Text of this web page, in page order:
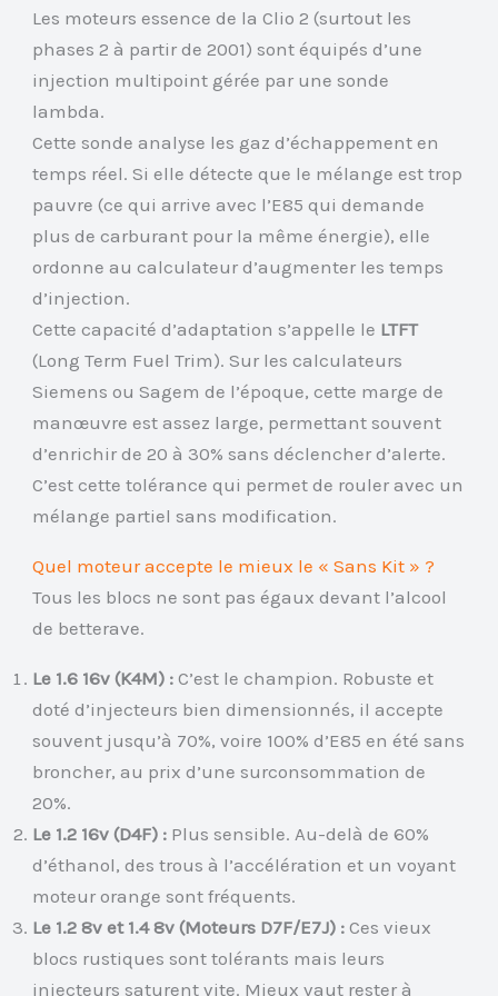
Les moteurs essence de la Clio 2 (surtout les
phases 2 à partir de 2001) sont équipés d’une
injection multipoint gérée par une sonde
lambda.
Cette sonde analyse les gaz d’échappement en
temps réel. Si elle détecte que le mélange est trop
pauvre (ce qui arrive avec l’E85 qui demande
plus de carburant pour la même énergie), elle
ordonne au calculateur d’augmenter les temps
d’injection.
Cette capacité d’adaptation s’appelle le LTFT
(Long Term Fuel Trim). Sur les calculateurs
Siemens ou Sagem de l’époque, cette marge de
manœuvre est assez large, permettant souvent
d’enrichir de 20 à 30% sans déclencher d’alerte.
C’est cette tolérance qui permet de rouler avec un
mélange partiel sans modification.
Quel moteur accepte le mieux le « Sans Kit » ?
Tous les blocs ne sont pas égaux devant l’alcool
de betterave.
Le 1.6 16v (K4M) : C’est le champion. Robuste et
doté d’injecteurs bien dimensionnés, il accepte
souvent jusqu’à 70%, voire 100% d’E85 en été sans
broncher, au prix d’une surconsommation de
20%.
Le 1.2 16v (D4F) : Plus sensible. Au-delà de 60%
d’éthanol, des trous à l’accélération et un voyant
moteur orange sont fréquents.
Le 1.2 8v et 1.4 8v (Moteurs D7F/E7J) : Ces vieux
blocs rustiques sont tolérants mais leurs
injecteurs saturent vite. Mieux vaut rester à